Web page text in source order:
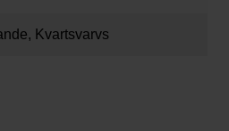
Kvartsvarvs